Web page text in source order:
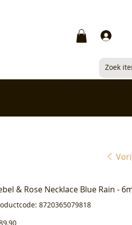
& Rose Necklace Blue Rain -
Productcode
8720365079818
8720365079818